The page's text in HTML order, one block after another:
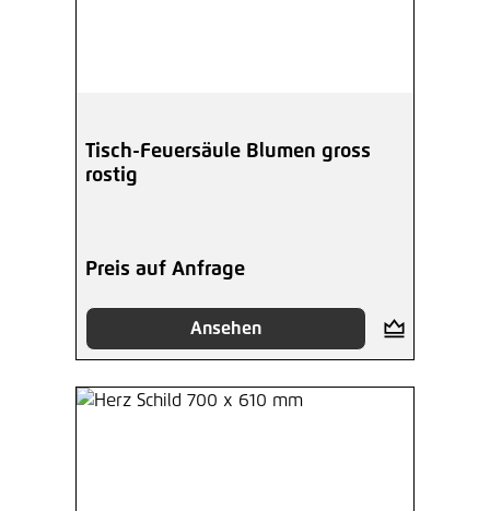
Tisch-Feuersäule Blumen gross
rostig
Preis auf Anfrage
Ansehen